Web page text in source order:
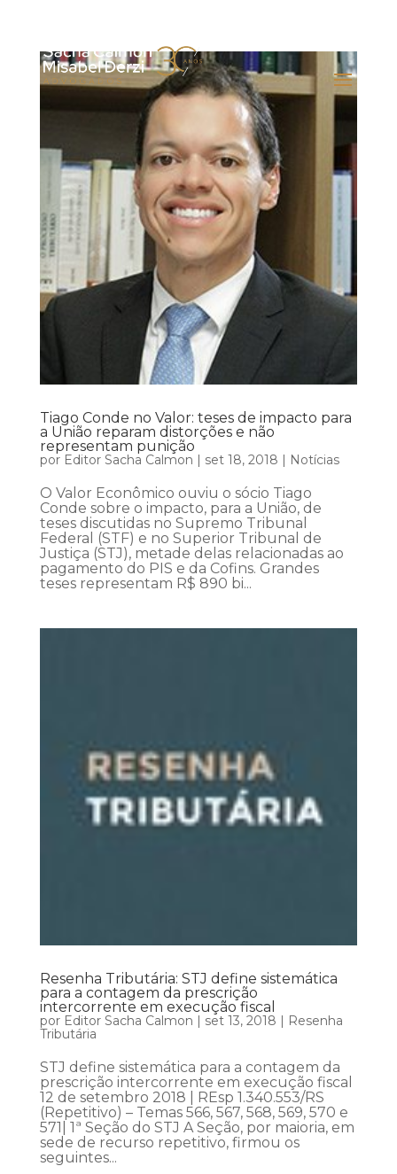
Tiago Conde no Valor: teses de impacto para
a União reparam distorções e não
representam punição
por Editor Sacha Calmon | set 18, 2018 | Notícias
O Valor Econômico ouviu o sócio Tiago
Conde sobre o impacto, para a União, de
teses discutidas no Supremo Tribunal
Federal (STF) e no Superior Tribunal de
Justiça (STJ), metade delas relacionadas ao
pagamento do PIS e da Cofins. Grandes
teses representam R$ 890 bi...
Resenha Tributária: STJ define sistemática
para a contagem da prescrição
intercorrente em execução fiscal
por Editor Sacha Calmon | set 13, 2018 | Resenha
Tributária
STJ define sistemática para a contagem da
prescrição intercorrente em execução fiscal
12 de setembro 2018 | REsp 1.340.553/RS
(Repetitivo) – Temas 566, 567, 568, 569, 570 e
571| 1ª Seção do STJ A Seção, por maioria, em
sede de recurso repetitivo, firmou os
seguintes...